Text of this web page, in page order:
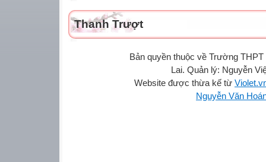
Thanh Trượt
Bản quyền thuộc về Trường
Lai. Quản lý: Nguyễn
Website được thừa kế từ
Nguyễn Văn